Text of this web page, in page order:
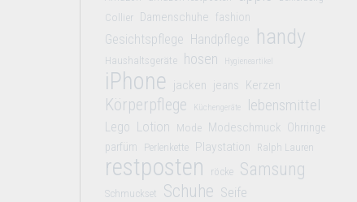
Collier Damenschuhe fashion
Gesichtspflege Handpflege handy
Haushaltsgeräte hosen Hygieneartikel
iPhone jacken jeans Kerzen
Körperpflege Küchengeräte lebensmittel
Lego Lotion Mode Modeschmuck Ohrringe
parfüm
Perlenkette Playstation Ralph Lauren
restposten röcke Samsung
Schmuckset Schuhe Seife